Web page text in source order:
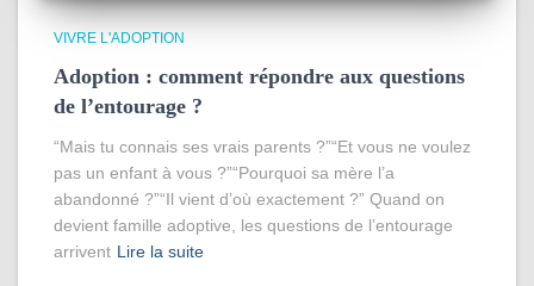
VIVRE L'ADOPTION
Adoption : comment répondre aux questions
de l’entourage ?
“Mais tu connais ses vrais parents ?”“Et vous ne voulez
pas un enfant à vous ?”“Pourquoi sa mère l’a
abandonné ?”“Il vient d’où exactement ?” Quand on
devient famille adoptive, les questions de l’entourage
arrivent Lire la suite